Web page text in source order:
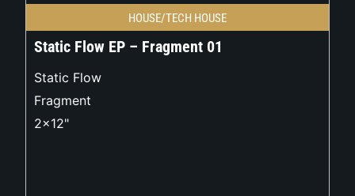
HOUSE/TECH HOUSE
Static Flow EP – Fragment 01
Static Flow
Fragment
2x12"